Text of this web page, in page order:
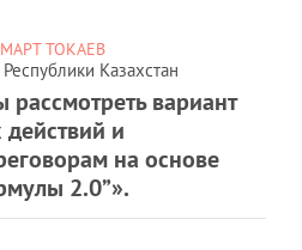
ТОКАЕВ
Казахстан
вариант
и
на основе
2.0”».